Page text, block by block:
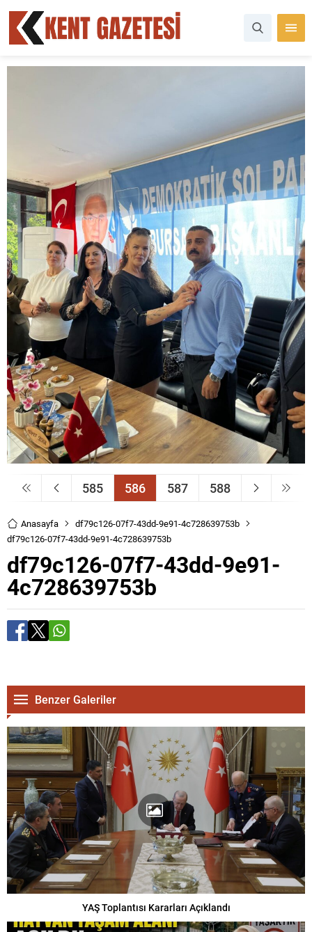
585 586 587 588
Anasayfa
df79c126-07f7-43dd-9e91-4c728639753b
df79c126-07f7-43dd-9e91-4c728639753b
df79c126-07f7-43dd-9e91-
4c728639753b
Benzer Galeriler
YAŞ Toplantısı Kararları Açıklandı